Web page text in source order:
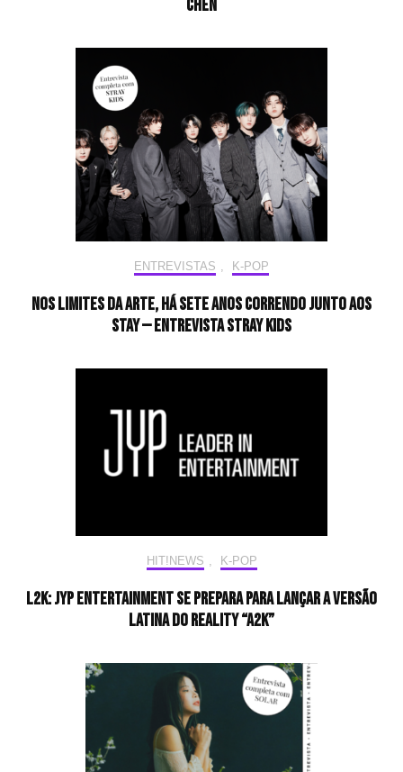
CHEN
ENTREVISTAS K-POP
Nos limites da arte, há sete anos correndo junto aos
STAY — Entrevista Stray Kids
HIT!NEWS , K-POP
L2K: JYP Entertainment se prepara para lançar a versão
latina do reality “A2K”